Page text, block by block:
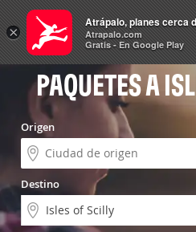
Vuelo+Hotel
PAQUETES A
Origen
Destino
×
Atrápalo, planes cerca
Atrapalo.com
Gratis - En Google Play